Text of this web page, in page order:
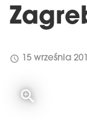
schedule 15 września